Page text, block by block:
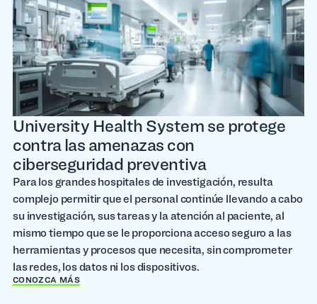
University Health System se protege
contra las amenazas con
ciberseguridad preventiva
Para los grandes hospitales de investigación, resulta
complejo permitir que el personal continúe llevando a cabo
su investigación, sus tareas y la atención al paciente, al
mismo tiempo que se le proporciona acceso seguro a las
herramientas y procesos que necesita, sin comprometer
las redes, los datos ni los dispositivos.
CONOZCA MÁS